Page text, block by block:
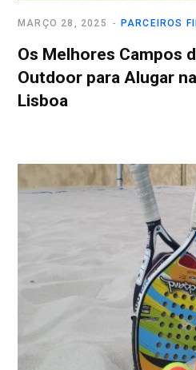
PARCEIROS
MARÇO 28, 2025
Os Melhores Campos
Outdoor para Alugar
Lisboa